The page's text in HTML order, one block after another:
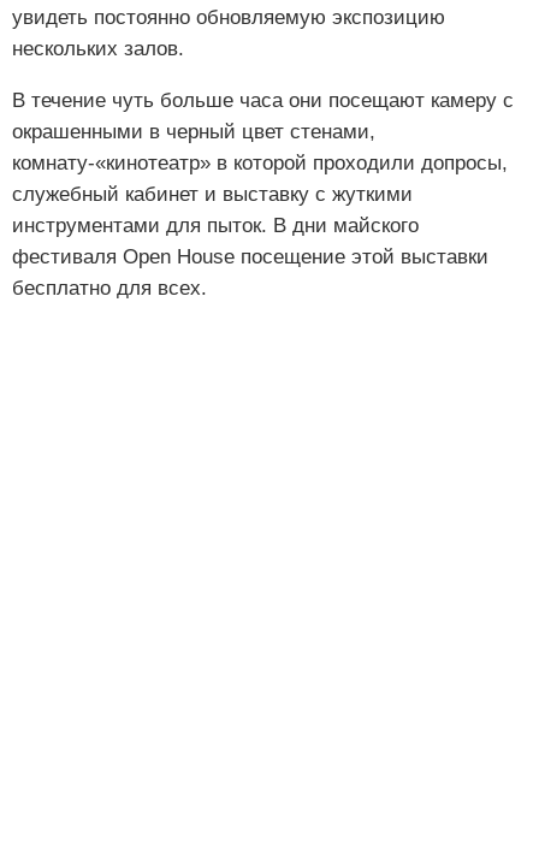
увидеть постоянно обновляемую экспозицию
нескольких залов.
В течение чуть больше часа они посещают камеру с
окрашенными в черный цвет стенами,
комнату-«кинотеатр» в которой проходили допросы,
служебный кабинет и выставку с жуткими
инструментами для пыток. В дни майского
фестиваля Open House посещение этой выставки
бесплатно для всех.